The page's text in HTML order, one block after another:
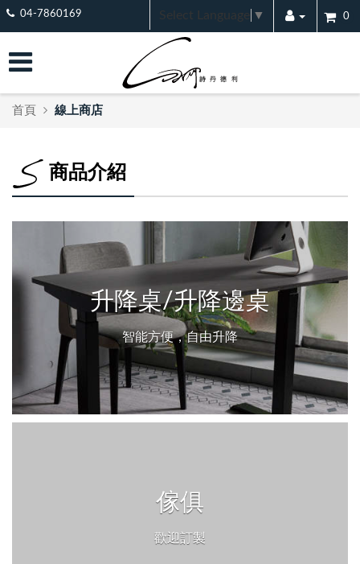
04-7860169 Select Language ▼ 0
首頁 線上商店
商品介紹
升降桌/升降邊桌
智能方便，自由升降
傢俱
歡迎訂製